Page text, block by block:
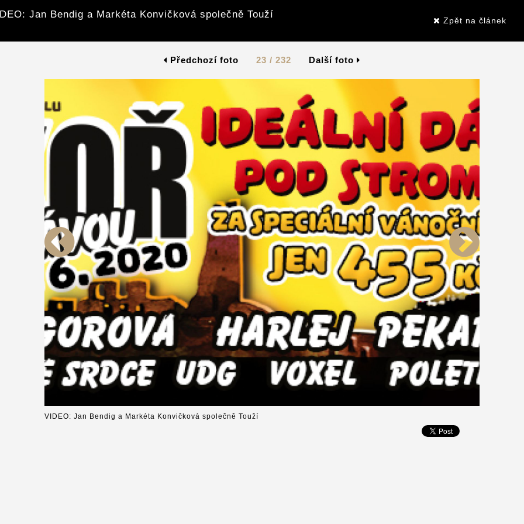
Jan Bendig a Markéta Konvičková společně Touží
Zpět na článek
Předchozí foto 23 / 232 Další foto
VIDEO: Jan Bendig a Markéta Konvičková společně Touží